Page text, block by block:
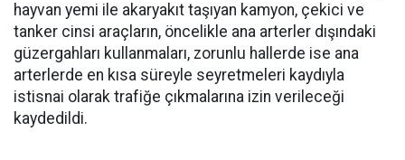
hayvan yemi ile akaryakıt taşıyan kamyon, çekici ve
tanker cinsi araçların, öncelikle ana arterler dışındaki
güzergahları kullanmaları, zorunlu hallerde ise ana
arterlerde en kısa süreyle seyretmeleri kaydıyla
istisnai olarak trafiğe çıkmalarına izin verileceği
kaydedildi.